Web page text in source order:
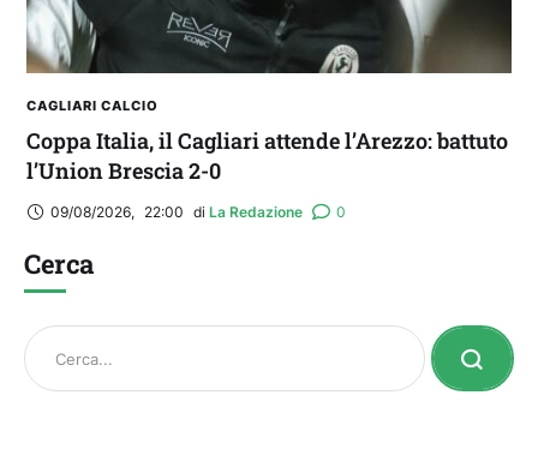
CAGLIARI CALCIO
Coppa Italia, il Cagliari attende l’Arezzo: battuto
l’Union Brescia 2-0
09/08/2026, 22:00 di La Redazione 0
Cerca